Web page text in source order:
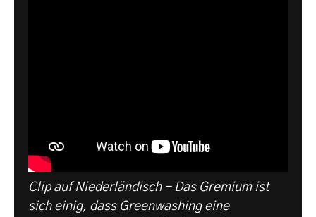
Clip auf Niederländisch - Das Gremium ist
sich einig, dass Greenwashing eine